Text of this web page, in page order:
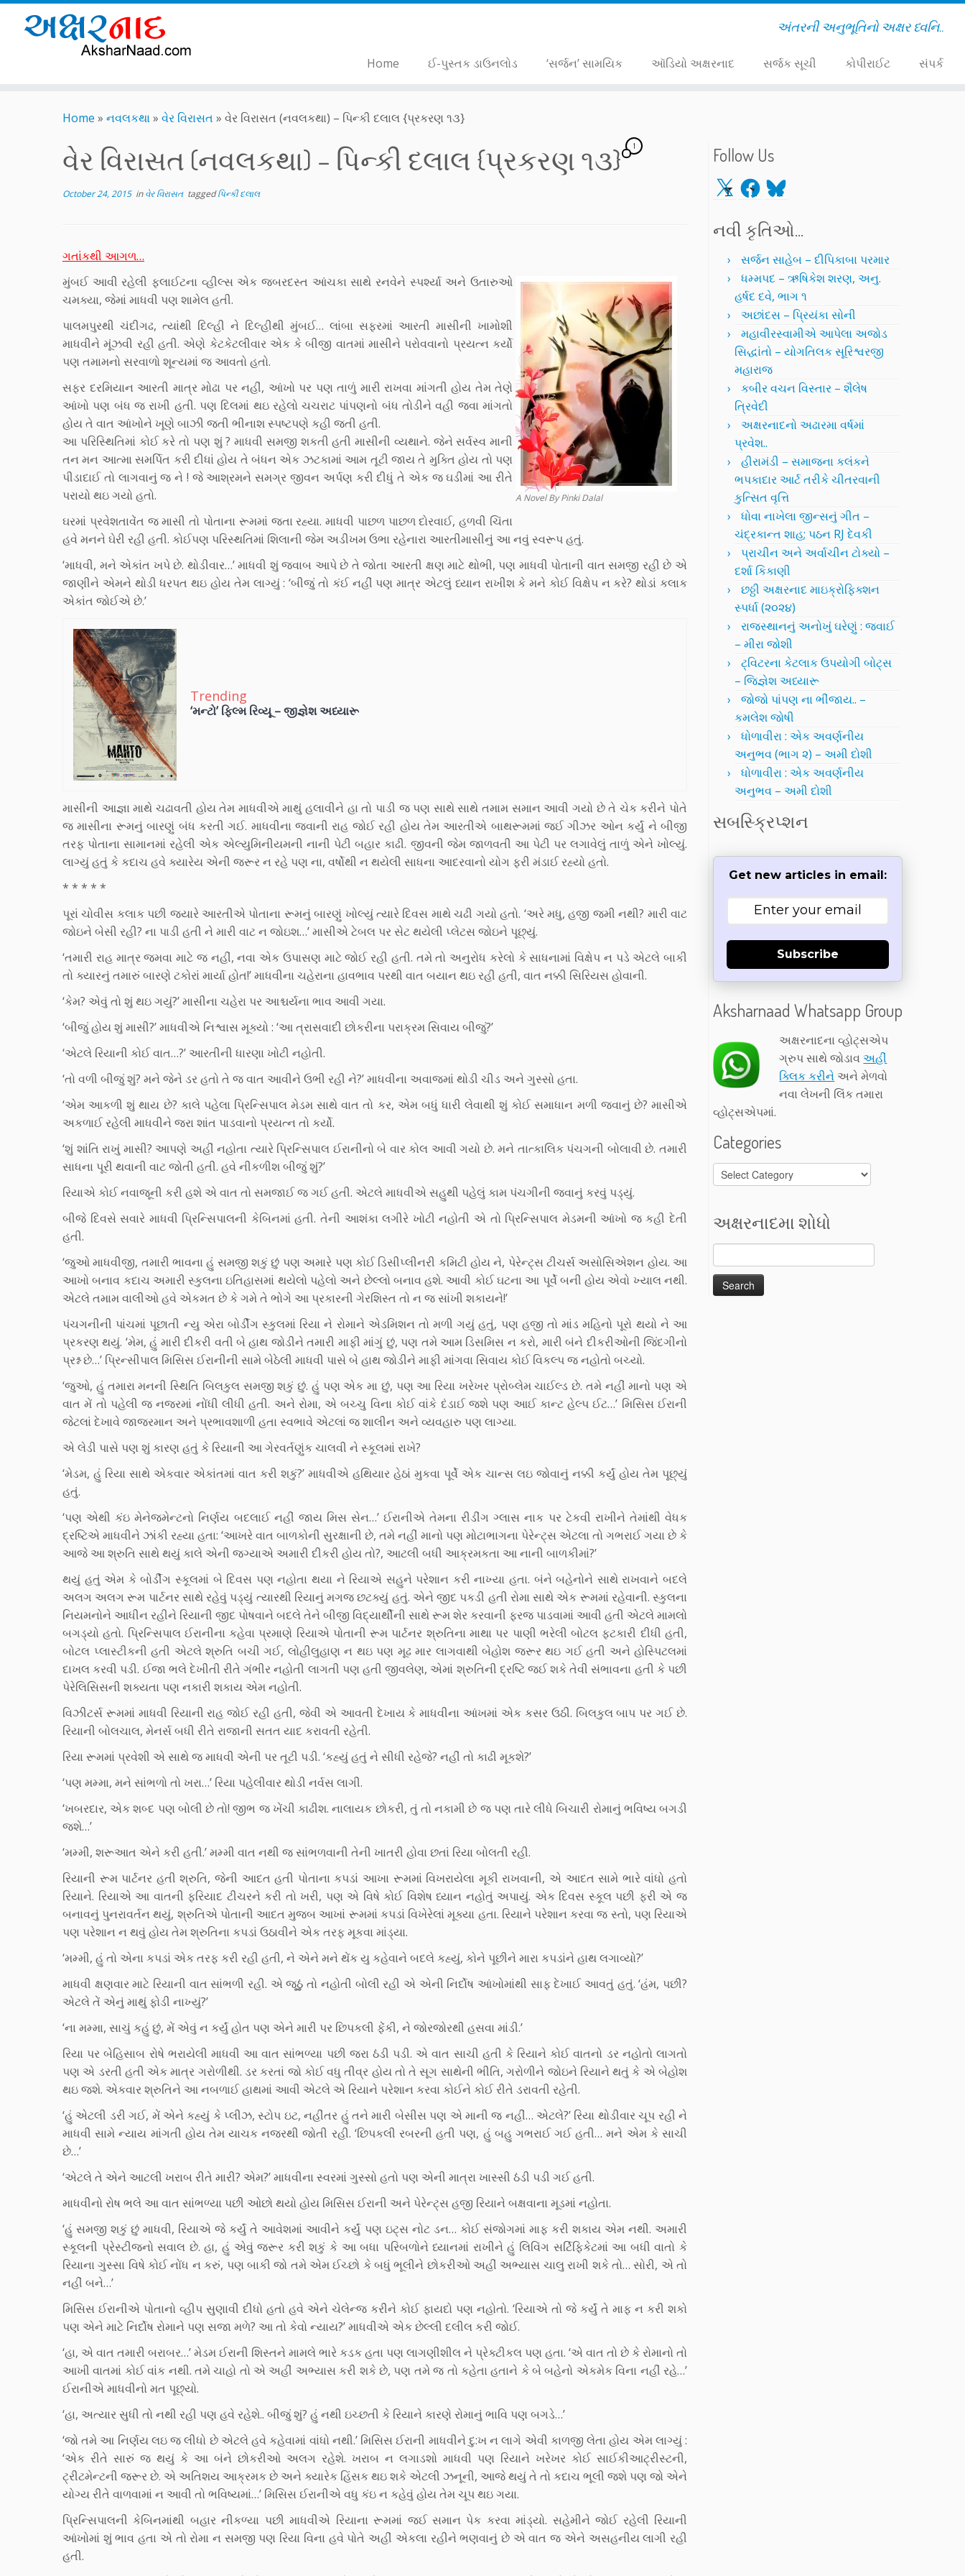
અંતરની અનુભૂતિનો અક્ષર ધ્વનિ..
Home ઈ-પુસ્તક ડાઉનલોડ ‘સર્જન’ સામયિક ઑડિયો અક્ષરનાદ સર્જક સૂચી કોપીરાઈટ સંપર્ક
Home » નવલકથા» વેર વિરાસત » વેર વિરાસત (નવલકથા) – પિન્કી દલાલ {પ્રકરણ ૧૩}
વેર વિરાસત (નવલકથા) – પિન્કી દલાલ {પ્રકરણ ૧૩} 1
October 24, 2015inવેર વિરાસત taggedપિન્કી દલાલ
ગતાંકથી આગળ…
A Novel By Pinki Dalal
મુંબઈ આવી રહેલી ફ્લાઈટના વ્હીલ્સ એક જબરદસ્ત આંચકા સાથે રનવેને સ્પર્શ્યા અને ઉતારુઓ
ચમક્યા, જેમાં માધવી પણ શામેલ હતી.
પાલમપુરથી ચંદીગઢ, ત્યાંથી દિલ્હી ને દિલ્હીથી મુંબઈ… લાંબા સફરમાં આરતી માસીની ખામોશી
માધવીને મૂંઝવી રહી હતી. એણે કેટકેટલીવાર એક કે બીજી વાતમાં માસીને પરોવવાનો પ્રયત્ન કર્યો
પણ તમામનો સરવાળો શૂન્યમાં જ આવતો હતો.
સફર દરમિયાન આરતી માત્ર મોઢા પર નહીં, આંખો પર પણ તાળું મારી રાખવા માંગતી હોય તેમ તેણે
આંખો પણ બંધ જ રાખી હતી. પણ દિલમાં થઇ રહેલો ચચરાટ પાંપણનો બંધ તોડીને વહી જવા માંગતો
હોય તે વાત આંખોને ખૂણે બાઝી જતી ભીનાશ સ્પષ્ટપણે કહી જતી હતી.
આ પરિસ્થિતિમાં કોઈ કરે તો પણ શું ? માધવી સમજી શકતી હતી માસીની વ્યથાને. જેને સર્વસ્વ માની
તન મન આત્મા સમર્પિત કરી દીધાં હોય તે બંધન એક ઝટકામાં આમ તૂટી જાય તે મુક્તિ હોય તો પણ
પીડાદાઈ તો લાગવાનું જ ને ! જે આશ્રમને સમગ્ર જીવન અર્પણ કરી દીધું તે એક જ ઘડીમાં આ રીતે
પરાયો થઇ ગયો હતો.
ઘરમાં પ્રવેશતાવેંત જ માસી તો પોતાના રૂમમાં જતા રહ્યા. માધવી પાછળ પાછળ દોરવાઈ, હળવી ચિંતા
હવે મનને ઘેરી રહી હતી. કોઈપણ પરિસ્થતિમાં શિલાની જેમ અડીખમ ઉભા રહેનારા આરતીમાસીનું આ નવું સ્વરૂપ હતું.
‘માધવી, મને એકાંત ખપે છે. થોડીવાર…’ માધવી શું જવાબ આપે છે તે જોતા આરતી ક્ષણ માટે થોભી, પણ માધવી પોતાની વાત સમજી રહી છે એ
જાણીને એમને થોડી ધરપત થઇ હોય તેમ લાગ્યું : ‘બીજું તો કંઈ નહીં પણ માત્ર એટલું ધ્યાન રાખીશ કે મને કોઈ વિક્ષેપ ન કરે? થોડાં કલાક
એકાંત જોઈએ છે.’
Trending
‘મન્ટો’ ફિલ્મ રિવ્યૂ – જીજ્ઞેશ અધ્યારૂ
માસીની આજ્ઞા માથે ચઢાવતી હોય તેમ માધવીએ માથું હલાવીને હા તો પાડી જ પણ સાથે સાથે તમામ સમાન આવી ગયો છે તે ચેક કરીને પોતે
જ માસીના રૂમનું બારણું બંધ કરતી ગઈ. માધવીના જવાની રાહ જોઈ રહી હોય તેમ આરતીએ બાથરૂમમાં જઈ ગીઝર ઓન કર્યું ને બીજી
તરફ પોતાના સામાનમાં રહેલી એક એલ્યુમિનીયમની નાની પેટી બહાર કાઢી. જીવની જેમ જાળવતી આ પેટી પર લગાવેલું તાળું એને ખોલ્યું.
લાગ્યું હતું કે કદાચ હવે ક્યારેય એની જરૂર ન રહે પણ ના, વર્ષોથી ન થયેલી સાધના આદરવાનો યોગ ફરી મંડાઈ રહ્યો હતો.
* * * * *
પૂરાં ચોવીસ કલાક પછી જયારે આરતીએ પોતાના રૂમનું બારણું ખોલ્યું ત્યારે દિવસ માથે ચઢી ગયો હતો. ‘અરે મધુ, હજી જમી નથી? મારી વાટ
જોઇને બેસી રહી? ના પાડી હતી ને મારી વાટ ન જોઇશ…’ માસીએ ટેબલ પર સેટ થયેલી પ્લેટસ જોઇને પૂછ્યું.
‘તમારી રાહ માત્ર જમવા માટે જ નહીં, નવા એક ઉપાસણ માટે જોઈ રહી હતી. તમે તો અનુરોધ કરેલો કે સાધનામાં વિક્ષેપ ન પડે એટલે બાકી
તો ક્યારનું તમારું બારણે ટકોરાં માર્યા હોત!’ માધવીના ચહેરાના હાવભાવ પરથી વાત બયાન થઇ રહી હતી, વાત નક્કી સિરિયસ હોવાની.
‘કેમ? એવું તો શું થઇ ગયું?’ માસીના ચહેરા પર આશ્ચર્યના ભાવ આવી ગયા.
‘બીજું હોય શું માસી?’ માધવીએ નિશ્વાસ મૂક્યો : ‘આ ત્રાસવાદી છોકરીના પરાક્રમ સિવાય બીજું?’
‘એટલે રિયાની કોઈ વાત…?’ આરતીની ધારણા ખોટી નહોતી.
‘તો વળી બીજું શું? મને જેને ડર હતો તે જ વાત આવીને ઉભી રહી ને?’ માધવીના અવાજમાં થોડી ચીડ અને ગુસ્સો હતા.
‘એમ આકળી શું થાય છે? કાલે પહેલા પ્રિન્સિપાલ મેડમ સાથે વાત તો કર, એમ બધું ધારી લેવાથી શું કોઈ સમાધાન મળી જવાનું છે? માસીએ
અકળાઈ રહેલી માધવીને જરા શાંત પાડવાનો પ્રયત્ન તો કર્યો.
‘શું શાંતિ રાખું માસી? આપણે અહીં નહોતા ત્યારે પ્રિન્સિપાલ ઈરાનીનો બે વાર કોલ આવી ગયો છે. મને તાત્કાલિક પંચગની બોલાવી છે. તમારી
સાધના પૂરી થવાની વાટ જોતી હતી. હવે નીકળીશ બીજું શું?’
રિયાએ કોઈ નવાજૂની કરી હશે એ વાત તો સમજાઈ જ ગઈ હતી. એટલે માધવીએ સહુથી પહેલું કામ પંચગીની જવાનું કરવું પડ્યું.
બીજે દિવસે સવારે માધવી પ્રિન્સિપાલની કેબિનમાં હતી. તેની આશંકા લગીરે ખોટી નહોતી એ તો પ્રિન્સિપાલ મેડમની આંખો જ કહી દેતી
હતી.
‘જુઓ માધવીજી, તમારી ભાવના હું સમજી શકું છું પણ અમારે પણ કોઈ ડિસીપ્લીનરી કમિટી હોય ને, પેરેન્ટ્સ ટીચર્સ અસોસિએશન હોય. આ
આખો બનાવ કદાચ અમારી સ્કુલના ઇતિહાસમાં થયેલો પહેલો અને છેલ્લો બનાવ હશે. આવી કોઈ ઘટના આ પૂર્વે બની હોય એવો ખ્યાલ નથી.
એટલે તમામ વાલીઓ હવે એકમત છે કે ગમે તે ભોગે આ પ્રકારની ગેરશિસ્ત તો ન જ સાંખી શકાયને!’
પંચગનીની પાંચમાં પૂછાતી ન્યુ એરા બોર્ડીંગ સ્કુલમાં રિયા ને રોમાને એડમિશન તો મળી ગયું હતું, પણ હજી તો માંડ મહિનો પૂરો થયો ને આ
પ્રકરણ થયું. ‘મેમ, હું મારી દીકરી વતી બે હાથ જોડીને તમારી માફી માંગું છું, પણ તમે આમ ડિસમિસ ન કરો, મારી બંને દીકરીઓની જિંદગીનો
પ્રશ્ન છે…’ પ્રિન્સીપાલ મિસિસ ઈરાનીની સામે બેઠેલી માધવી પાસે બે હાથ જોડીને માફી માંગવા સિવાય કોઈ વિકલ્પ જ નહોતો બચ્યો.
‘જુઓ, હું તમારા મનની સ્થિતિ બિલકુલ સમજી શકું છું. હું પણ એક મા છું, પણ આ રિયા ખરેખર પ્રોબ્લેમ ચાઈલ્ડ છે. તમે નહીં માનો પણ એ
વાત મેં તો પહેલી જ નજરમાં નોંધી લીધી હતી. અને રોમા, એ બચ્ચુ વિના કોઈ વાંકે દંડાઈ જશે પણ આઈ કાન્ટ હેલ્પ ઈટ…’ મિસિસ ઈરાની
જેટલાં દેખાવે જાજરમાન અને પ્રભાવશાળી હતા સ્વભાવે એટલાં જ શાલીન અને વ્યવહારુ પણ લાગ્યા.
એ લેડી પાસે પણ શું કારણ હતું કે રિયાની આ ગેરવર્તણુંક ચાલવી ને સ્કૂલમાં રાખે?
‘મેડમ, હું રિયા સાથે એકવાર એકાંતમાં વાત કરી શકું?’ માધવીએ હથિયાર હેઠાં મુકવા પૂર્વે એક ચાન્સ લઇ જોવાનું નક્કી કર્યું હોય તેમ પૂછ્યું
હતું.
‘પણ એથી કંઇ મેનેજમેન્ટનો નિર્ણય બદલાઈ નહીં જાય મિસ સેન…’ ઈરાનીએ તેમના રીડીંગ ગ્લાસ નાક પર ટેકવી રાખીને તેમાંથી વેધક
દ્રષ્ટિએ માધવીને ઝાંકી રહ્યા હતા: ‘આખરે વાત બાળકોની સુરક્ષાની છે, તમે નહીં માનો પણ મોટાભાગના પેરેન્ટ્સ એટલા તો ગભરાઈ ગયા છે કે
આજે આ શ્રુતિ સાથે થયું કાલે એની જગ્યાએ અમારી દીકરી હોય તો?, આટલી બધી આક્રમકતા આ નાની બાળકીમાં?’
થયું હતું એમ કે બોર્ડીંગ સ્કૂલમાં બે દિવસ પણ નહોતા થયા ને રિયાએ સહુને પરેશાન કરી નાખ્યા હતા. બંને બહેનોને સાથે રાખવાને બદલે
અલગ અલગ રૂમ પાર્ટનર સાથે રહેવું પડ્યું ત્યારથી રિયાનું મગજ છટક્યું હતું. એને જીદ પકડી હતી રોમા સાથે એક રૂમમાં રહેવાની. સ્કુલના
નિયમનોને આધીન રહીને રિયાની જીદ પોષવાને બદલે તેને બીજી વિદ્યાર્થીની સાથે રૂમ શેર કરવાની ફરજ પાડવામાં આવી હતી એટલે મામલો
બગડ્યો હતો. પ્રિન્સિપાલ ઈરાનીના કહેવા પ્રમાણે રિયાએ પોતાની રૂમ પાર્ટનર શ્રુતિના માથા પર પાણી ભરેલી બોટલ ફટકારી દીધી હતી,
બોટલ પ્લાસ્ટીકની હતી એટલે શ્રુતિ બચી ગઈ, લોહીલુહાણ ન થઇ પણ મૂઢ માર લાગવાથી બેહોશ જરૂર થઇ ગઈ હતી અને હોસ્પિટલમાં
દાખલ કરવી પડી. ઈજા ભલે દેખીતી રીતે ગંભીર નહોતી લાગતી પણ હતી જીવલેણ, એમાં શ્રુતિની દ્રષ્ટિ જઈ શકે તેવી સંભાવના હતી કે પછી
પેરેલિસિસની શક્યતા પણ નકારી શકાય એમ નહોતી.
વિઝીટર્સ રૂમમાં માધવી રિયાની રાહ જોઈ રહી હતી, જેવી એ આવતી દેખાય કે માધવીના આંખમાં એક કસર ઉઠી. બિલકુલ બાપ પર ગઈ છે.
રિયાની બોલચાલ, મેનર્સ બધી રીતે રાજાની સતત યાદ કરાવતી રહેતી.
રિયા રૂમમાં પ્રવેશી એ સાથે જ માધવી એની પર તૂટી પડી. ‘કહ્યું હતું ને સીધી રહેજે? નહીં તો કાઢી મૂકશે?’
‘પણ મમ્મા, મને સાંભળો તો ખરા…’ રિયા પહેલીવાર થોડી નર્વસ લાગી.
‘ખબરદાર, એક શબ્દ પણ બોલી છે તો! જીભ જ ખેંચી કાઢીશ. નાલાયક છોકરી, તું તો નકામી છે જ પણ તારે લીધે બિચારી રોમાનું ભવિષ્ય બગડી
જશે…’
‘મમ્મી, શરૂઆત એને કરી હતી.’ મમ્મી વાત નથી જ સાંભળવાની તેની ખાતરી હોવા છતાં રિયા બોલતી રહી.
રિયાની રૂમ પાર્ટનર હતી શ્રુતિ, જેની આદત હતી પોતાના કપડાં આખા રૂમમાં વિખરાયેલા મૂકી રાખવાની, એ આદત સામે ભારે વાંધો હતો
રિયાને. રિયાએ આ વાતની ફરિયાદ ટીચરને કરી તો ખરી, પણ એ વિષે કોઈ વિશેષ ધ્યાન નહોતું અપાયું. એક દિવસ સ્કૂલ પછી ફરી એ જ
બનાવનું પુનરાવર્તન થયું, શ્રુતિએ પોતાની આદત મુજબ આખાં રૂમમાં કપડાં વિખેરેલાં મૂક્યા હતા. રિયાને પરેશાન કરવા જ સ્તો, પણ રિયાએ
પણ પરેશાન ન થવું હોય તેમ શ્રુતિના કપડાં ઉઠાવીને એક તરફ મૂકવા માંડ્યા.
‘મમ્મી, હું તો એના કપડાં એક તરફ કરી રહી હતી, ને એને મને થેંક યુ કહેવાને બદલે કહ્યું, કોને પૂછીને મારા કપડાંને હાથ લગાવ્યો?’
માધવી ક્ષણવાર માટે રિયાની વાત સાંભળી રહી. એ જૂઠું તો નહોતી બોલી રહી એ એની નિર્દોષ આંખોમાંથી સાફ દેખાઈ આવતું હતું. ‘હંમ, પછી?
એટલે તેં એનું માથું ફોડી નાખ્યું?’
‘ના મમ્મા, સાચું કહું છું, મેં એવું ન કર્યું હોત પણ એને મારી પર છિપકલી ફેંકી, ને જોરજોરથી હસવા માંડી.’
રિયા પર બેહિસાબ રોષે ભરાયેલી માધવી આ વાત સાંભળ્યા પછી જરા ઠંડી પડી. એ વાત સાચી હતી કે રિયાને કોઈ વાતનો ડર નહોતો લાગતો
પણ એ ડરતી હતી એક માત્ર ગરોળીથી. ડર કરતાં જો કોઈ વધુ તીવ્ર હોય તો તે સૂગ સાથેની ભીતિ, ગરોળીને જોઇને રિયાને થતું કે એ બેહોશ
થઇ જશે. એકવાર શ્રુતિને આ નબળાઈ હાથમાં આવી એટલે એ રિયાને પરેશાન કરવા કોઈને કોઈ રીતે ડરાવતી રહેતી.
‘હું એટલી ડરી ગઈ, મેં એને કહ્યું કે પ્લીઝ, સ્ટોપ ઇટ, નહીંતર હું તને મારી બેસીસ પણ એ માની જ નહીં… એટલે?’ રિયા થોડીવાર ચૂપ રહી ને
માધવી સામે ન્યાય માંગતી હોય તેમ યાચક નજરથી જોતી રહી. ‘છિપકલી રબરની હતી પણ, હું બહુ ગભરાઈ ગઈ હતી… મને એમ કે સાચી
છે…’
‘એટલે તે એને આટલી ખરાબ રીતે મારી? એમ?’ માધવીના સ્વરમાં ગુસ્સો હતો પણ એની માત્રા ખાસ્સી ઠંડી પડી ગઈ હતી.
માધવીનો રોષ ભલે આ વાત સાંભળ્યા પછી ઓછો થયો હોય મિસિસ ઈરાની અને પેરેન્ટ્સ હજી રિયાને બક્ષવાના મૂડમાં નહોતા.
‘હું સમજી શકું છું માધવી, રિયાએ જે કર્યું તે આવેશમાં આવીને કર્યું પણ ઇટ્સ નોટ ડન… કોઈ સંજોગમાં માફ કરી શકાય એમ નથી. અમારી
સ્કૂલની પ્રેસ્ટીજનો સવાલ છે. હા, હું એવું જરૂર કરી શકું કે આ બધા પરિબળોને ધ્યાનમાં રાખીને હું લિવિંગ સર્ટિફિકેટમાં આ બધી વાતો કે
રિયાના ગુસ્સા વિષે કોઈ નોંધ ન કરું, પણ બાકી જો તમે એમ ઈચ્છો કે બધું ભૂલીને છોકરીઓ અહીં અભ્યાસ ચાલુ રાખી શકે તો… સોરી, એ તો
નહીં બને…’
મિસિસ ઈરાનીએ પોતાનો વ્હીપ સુણાવી દીધો હતો હવે એને ચેલેન્જ કરીને કોઈ ફાયદો પણ નહોતો. ‘રિયાએ તો જે કર્યું તે માફ ન કરી શકો
પણ એને માટે નિર્દોષ રોમાને પણ સજા મળે? આ તો કેવો ન્યાય?’ માધવીએ એક છેલ્લી દલીલ કરી જોઈ.
‘હા, એ વાત તમારી બરાબર…’ મેડમ ઈરાની શિસ્તને મામલે ભારે કડક હતા પણ લાગણીશીલ ને પ્રેક્ટીકલ પણ હતા. ‘એ વાત તો છે કે રોમાનો તો
આખી વાતમાં કોઈ વાંક નથી. તમે ચાહો તો એ અહીં અભ્યાસ કરી શકે છે, પણ તમે જ તો કહેતા હતાને કે બે બહેનો એકમેક વિના નહીં રહે…’
ઈરાનીએ માધવીનો મત પૂછ્યો.
‘હા, અત્યાર સુધી તો નથી રહી પણ હવે રહેશે.. બીજું શું? હું નથી ઇચ્છતી કે રિયાને કારણે રોમાનું ભાવિ પણ બગડે…’
‘જો તમે આ નિર્ણય લઇ જ લીધો છે એટલે હવે કહેવામાં વાંધો નથી.’ મિસિસ ઈરાની માધવીને દુ:ખ ન લાગે એવી કાળજી લેતા હોય એમ લાગ્યું :
‘એક રીતે સારું જ થયું કે આ બંને છોકરીઓ અલગ રહેશે. ખરાબ ન લગાડશો માધવી પણ રિયાને ખરેખર કોઈ સાઈકીઆટ્રીસ્ટની,
ટ્રીટમેન્ટની જરૂર છે. એ અતિશય આક્રમક છે અને ક્યારેક હિંસક થઇ શકે એટલી ઝનૂની, આજે થયું તે તો કદાચ ભૂલી જશે પણ જો એને
યોગ્ય રીતે વાળવામાં ન આવી તો ભવિષ્યમાં…’ મિસિસ ઈરાનીએ વધુ કંઇ ન કહેવું હોય તેમ ચૂપ થઇ ગયા.
પ્રિન્સિપાલની કેબિનમાંથી બહાર નીકળ્યા પછી માધવીએ રિયાના રૂમમાં જઈ સમાન પેક કરવા માંડ્યો. સહેમીને જોઈ રહેલી રિયાની
આંખોમાં શું ભાવ હતા એ તો રોમા ન સમજી પણ રિયા વિના હવે પોતે અહીં એકલા રહીને ભણવાનું છે એ વાત જ એને અસહનીય લાગી રહી
હતી.
Follow Us
X Facebook
Bluesky
નવી કૃતિઓ…
સર્જન સાહેબ – દીપિકાબા પરમાર
ધમ્મપદ – ઋષિકેશ શરણ, અનુ.
હર્ષદ દવે, ભાગ ૧
અછાંદસ – પ્રિયંકા સોની
મહાવીરસ્વામીએ આપેલા અજોડ
સિદ્ધાંતો – યોગતિલક સૂરિશ્વરજી
મહારાજ
કબીર વચન વિસ્તાર – શૈલેષ
ત્રિવેદી
અક્ષરનાદનો અઢારમા વર્ષમાં
પ્રવેશ..
હીરામંડી – સમાજના કલંકને
ભપકાદાર આર્ટ તરીકે ચીતરવાની
કુત્સિત વૃત્તિ
ધોવા નાખેલા જીન્સનું ગીત –
ચંદ્રકાન્ત શાહ; પઠન RJ દેવકી
પ્રાચીન અને અર્વાચીન ટોક્યો –
દર્શા કિકાણી
છઠ્ઠી અક્ષરનાદ માઇક્રોફિક્શન
સ્પર્ધા (૨૦૨૪)
રાજસ્થાનનું અનોખું ઘરેણું : જવાઈ
– મીરા જોશી
ટ્વિટરના કેટલાક ઉપયોગી બોટ્સ
– જિજ્ઞેશ અધ્યારૂ
જોજો પાંપણ ના ભીંજાય.. –
કમલેશ જોષી
ધોળાવીરા : એક અવર્ણનીય
અનુભવ (ભાગ ૨) – અમી દોશી
ધોળાવીરા : એક અવર્ણનીય
અનુભવ – અમી દોશી
સબસ્ક્રિપ્શન
Get new articles in email:
Subscribe
Aksharnaad Whatsapp Group
અક્ષરનાદના વ્હોટ્સએપ
ગ્રુપ સાથે જોડાવઅહીં
ક્લિક કરીને અને મેળવો
નવા લેખની લિંક તમારા
વ્હોટ્સએપમાં.
Categories
Categories
અક્ષરનાદમા શોધો